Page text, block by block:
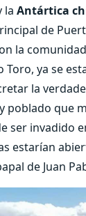
la Antártica
de
la
Toro, ya se
la
poblado que
ser invadido
estarían
de Juan